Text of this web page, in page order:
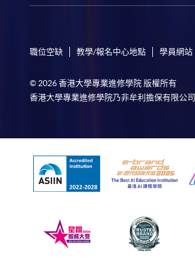
職位空缺 教學/報名中心地點 學員網站
© 2026 香港大學專業進修學院 版權所有
香港大學專業進修學院乃非牟利擔保有限公司